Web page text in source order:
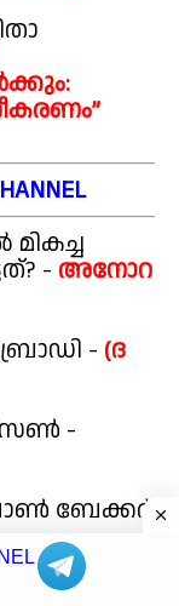
മികച്ച
- അനോറ
- (ദ
-
ബേക്കർ
3